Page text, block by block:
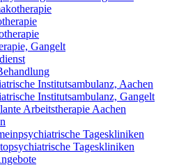
Gangelt
Institutsambulanz, Aachen
Institutsambulanz, Gangelt
Arbeitstherapie Aachen
Tageskliniken
Tageskliniken